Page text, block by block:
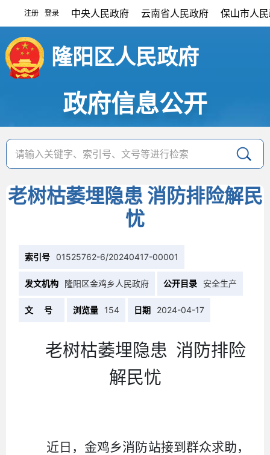
注册 登录 中央人民政府 云南省人民政府 保山市人
隆阳区人民政府
政府信息公开
老树枯萎埋隐患 消防排险解民
忧
索引号 01525762-6/20240417-00001
发文机构 隆阳区金鸡乡人民政府 公开目录 安全生产
文 号 浏览量 154 日期 2024-04-17
老树枯萎埋 隐患 消防排险
解民忧
近日，金鸡乡消防站接到群众求助，